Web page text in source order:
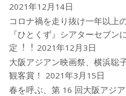
2021年12月14日
コロナ禍を⾛り抜け⼀年以上
『ひとくず』シアターセブ
定︕︕ 2021年12月3日
大阪アジアン映画祭、横浜聡
観客賞！
2021年3月15日
春を呼ぶ、第 16 回大阪アジア